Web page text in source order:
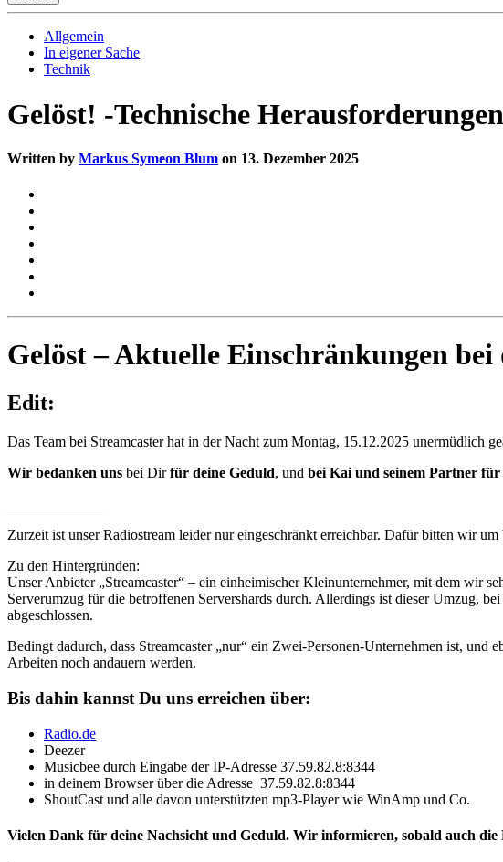
Allgemein
In eigener Sache
Technik
Gelöst! -Technische
Written by Markus Symeon Blum on 13. Dezember 2025
Gelöst – Aktuelle Einschränkungen
Edit:
Das Team bei Streamcaster hat in der Nacht zum Montag, 15.12.2025 unermüdlich
Wir bedanken uns bei Dirfür deine Geduld, und bei Kai und seinem Partner
Zurzeit ist unser Radiostream leider nur eingeschränkt erreichbar. Dafür bitten wir um
Zu den Hintergründen:
Unser Anbieter „Streamcaster“ – ein einheimischer Kleinunternehmer, mit dem wir
Serverumzug für die betroffenen Servershards durch. Allerdings ist dieser Umzug,
abgeschlossen.
Bedingt dadurch, dass Streamcaster „nur“ ein Zwei-Personen-Unternehmen ist,
Arbeiten noch andauern werden.
Bis dahin kannst Du uns erreichen über:
Radio.de
Deezer
Musicbee durch Eingabe der IP-Adresse 37.59.82.8:8344
in deinem Browser über die Adresse 37.59.82.8:8344
ShoutCast und alle davon unterstützten mp3-Player wie WinAmp und Co.
Vielen Dank für deine Nachsicht und Geduld. Wir informieren, sobald auch